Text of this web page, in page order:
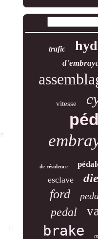
trafic
vitesse
de résidence
esclave
ford
pedal
brake